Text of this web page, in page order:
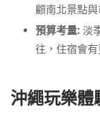
顧南北景點與
預算考量: 淡
往，住宿會有
沖繩玩樂